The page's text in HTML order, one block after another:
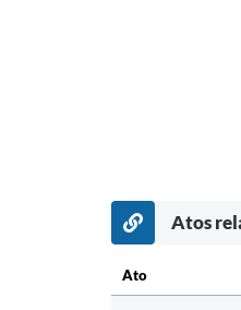
Atos
Ato